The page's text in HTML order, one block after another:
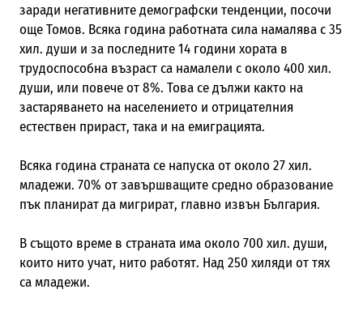
заради негативните демографски тенденции, посочи
още Томов. Всяка година работната сила намалява с 35
хил. души и за последните 14 години хората в
трудоспособна възраст са намалели с около 400 хил.
души, или повече от 8%. Това се дължи както на
застаряването на населението и отрицателния
естествен прираст, така и на емиграцията.
Всяка година страната се напуска от около 27 хил.
младежи. 70% от завършващите средно образование
пък планират да мигрират, главно извън България.
В същото време в страната има около 700 хил. души,
които нито учат, нито работят. Над 250 хиляди от тях
са младежи.